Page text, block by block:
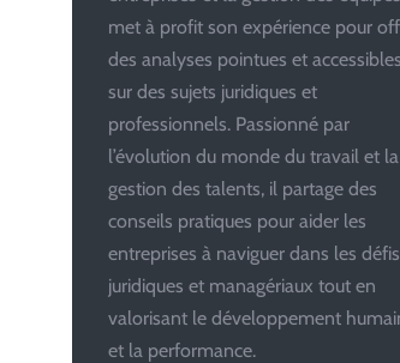
met à profit son expérience pour
des analyses pointues et accessibles
sur des sujets juridiques et
professionnels. Passionné par
l’évolution du monde du travail et la
gestion des talents, il partage des
conseils pratiques pour aider les
entreprises à naviguer dans les défis
juridiques et managériaux tout en
valorisant le développement
et la performance.